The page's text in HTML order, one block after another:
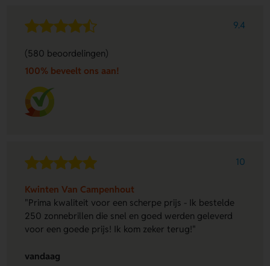
9.4
(580 beoordelingen)
100% beveelt ons aan!
10
Kwinten Van Campenhout
"Prima kwaliteit voor een scherpe prijs - Ik bestelde
250 zonnebrillen die snel en goed werden geleverd
voor een goede prijs! Ik kom zeker terug!"
vandaag